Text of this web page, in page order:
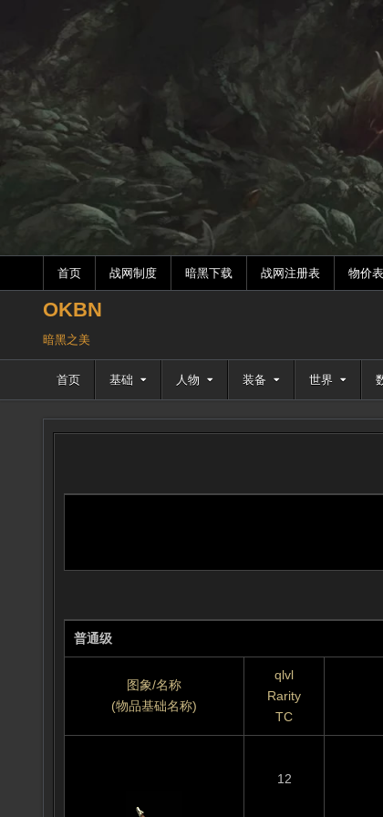
容
首页 战网制度 暗黑下载 战网注册表 物价表
OKBN
暗黑之美
首页 基础 人物 装备 世界
普通级
图象/名称
(物品基础名称)
qlvl
Rarity
TC
12